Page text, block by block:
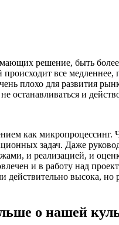
решение, быть
все медленнее,
плохо для развития
и
как микропроцессинг.
задач. Даже
и реализацией, и
и в работу над
высока, но
о нашей